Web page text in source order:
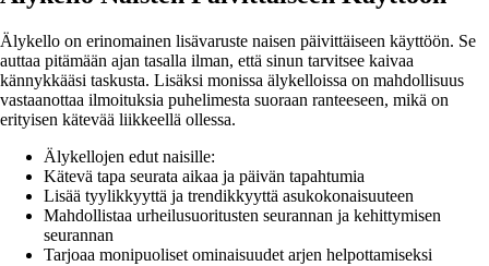
Älykello on erinomainen lisävaruste naisen päivittäiseen käyttöön. Se
auttaa pitämään ajan tasalla ilman, että sinun tarvitsee kaivaa
kännykkääsi taskusta. Lisäksi monissa älykelloissa on mahdollisuus
vastaanottaa ilmoituksia puhelimesta suoraan ranteeseen, mikä on
erityisen kätevää liikkeellä ollessa.
Älykellojen edut naisille:
Kätevä tapa seurata aikaa ja päivän tapahtumia
Lisää tyylikkyyttä ja trendikkyyttä asukokonaisuuteen
Mahdollistaa urheilusuoritusten seurannan ja kehittymisen
seurannan
Tarjoaa monipuoliset ominaisuudet arjen helpottamiseksi